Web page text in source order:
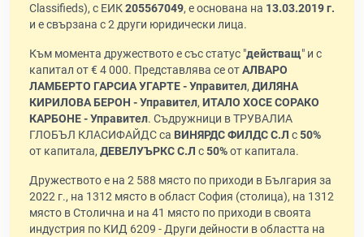
Classifieds), с ЕИК205567049, е основана на 13.03.2019 г.
и е свързана с 2 други юридически лица.
Към момента дружеството е със статус "действащ" и с
капитал от € 4 000. Представлява се отАЛВАРО
ЛАМБЕРТО ГАРСИА УГАРТЕ - Управител, ДИЛЯНА
КИРИЛОВА БЕРОН - Управител, ИТАЛО ХОСЕ СОРАКО
КАРБОНЕ - Управител. Съдружници в ТРУВАЛИА
ГЛОБЪЛ КЛАСИФАЙДС са ВИНЯРДС ФИЛДС С.Л с50%
от капитала, ДЕВЕЛУЪРКС С.Л с50%от капитала.
Дружеството е на 2 588 място по приходи в България за
2022 г., на 1312 място в област София (столица), на 1312
място в Столична и на 41 място по приходи в своята
индустрия по КИД 6209 - Други дейности в областта на